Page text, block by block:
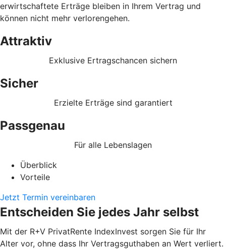
erwirtschaftete Erträge bleiben in Ihrem Vertrag und
können nicht mehr verlorengehen.
Attraktiv
Exklusive Ertragschancen sichern
Sicher
Erzielte Erträge sind garantiert
Passgenau
Für alle Lebenslagen
Überblick
Vorteile
Jetzt Termin vereinbaren
Entscheiden Sie jedes Jahr selbst
Mit der R+V PrivatRente IndexInvest sorgen Sie für Ihr
Alter vor, ohne dass Ihr Vertragsguthaben an Wert verliert.